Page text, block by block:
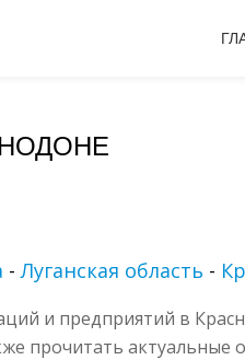
-Луганская область -
и предприятий в
прочитать